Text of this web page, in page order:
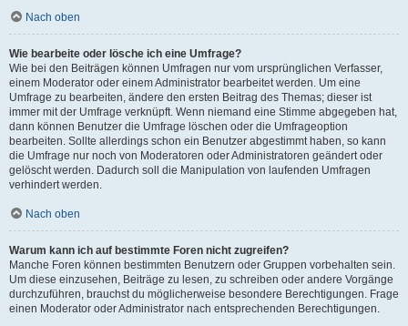
Nach oben
Wie bearbeite oder lösche ich eine Umfrage?
Wie bei den Beiträgen können Umfragen nur vom ursprünglichen Verfasser,
einem Moderator oder einem Administrator bearbeitet werden. Um eine
Umfrage zu bearbeiten, ändere den ersten Beitrag des Themas; dieser ist
immer mit der Umfrage verknüpft. Wenn niemand eine Stimme abgegeben hat,
dann können Benutzer die Umfrage löschen oder die Umfrageoption
bearbeiten. Sollte allerdings schon ein Benutzer abgestimmt haben, so kann
die Umfrage nur noch von Moderatoren oder Administratoren geändert oder
gelöscht werden. Dadurch soll die Manipulation von laufenden Umfragen
verhindert werden.
Nach oben
Warum kann ich auf bestimmte Foren nicht zugreifen?
Manche Foren können bestimmten Benutzern oder Gruppen vorbehalten sein.
Um diese einzusehen, Beiträge zu lesen, zu schreiben oder andere Vorgänge
durchzuführen, brauchst du möglicherweise besondere Berechtigungen. Frage
einen Moderator oder Administrator nach entsprechenden Berechtigungen.